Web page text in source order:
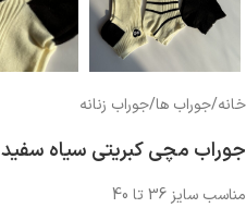
خانه/جوراب ها/جوراب زنانه
جوراب مچی کبریتی سیاه سفید Girls
مناسب سایز 36 تا 40